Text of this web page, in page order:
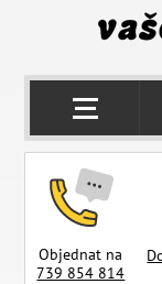
Objednat na
739 854 814